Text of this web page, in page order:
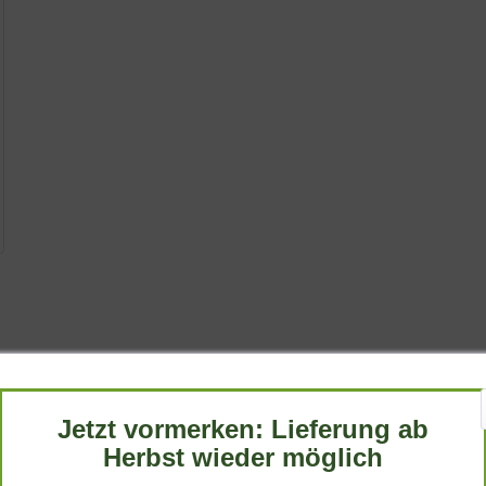
für den sonnigen Garten. Sein botanischer Name
die selbst außerhalb der Blütezeit dekorativ wirkt. In diesem
'Silberrand'"
Jetzt vormerken: Lieferung ab
Herbst wieder möglich